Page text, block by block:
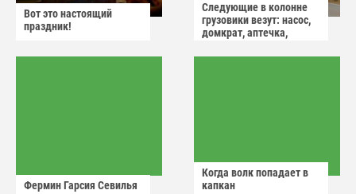
Вот это настоящий
праздник!
Следующие в колонне
грузовики везут: насос,
домкрат, аптечка,
Фермин Гарсия Севилья
Когда волк попадает в
капкан